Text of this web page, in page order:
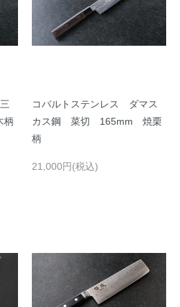
柄
コバルトステンレス ダマス
カス鋼 菜切 165mm 焼栗
柄
21,000円(税込)